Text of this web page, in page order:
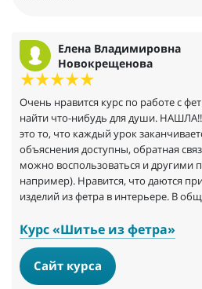
крутые!
Елена Владимировна
Новокрещенова
Очень нравится курс по работе с
найти что-нибудь для души.
это то, что каждый урок
объяснения доступны, обратная
можно воспользоваться и другими
например). Нравится, что даются
изделий из фетра в интерьере. В
Курс «Шитье из фетра»
Сайт курса